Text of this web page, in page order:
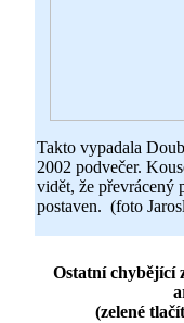
Takto vypadala
2002 podvečer.
vidět, že převrácený
postaven. (foto
Ostatní chybějící
(zelené